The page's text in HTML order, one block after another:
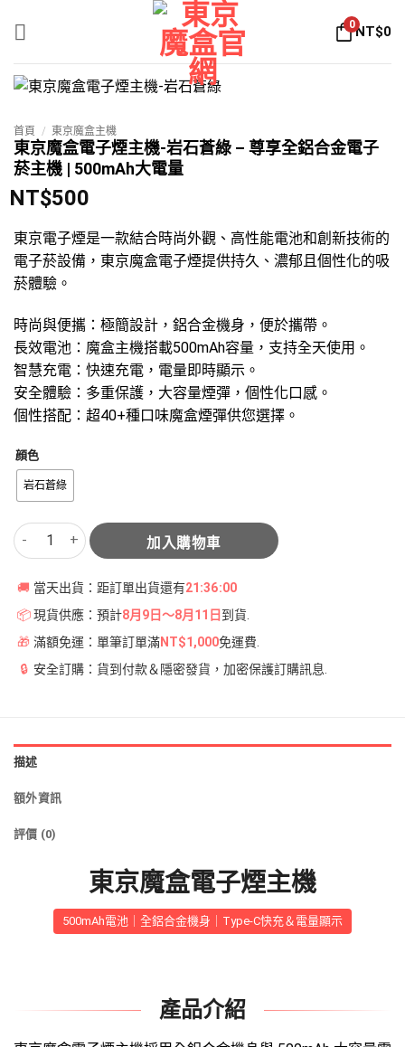
0NT$0
首頁 / 東京魔盒主機
東京魔盒電子煙主機-岩石蒼綠 – 尊享全鋁合金電子
菸主機 | 500mAh大電量
NT$500
東京電子煙是一款結合時尚外觀、高性能電池和創新技術的
電子菸設備，東京魔盒電子煙提供持久、濃郁且個性化的吸
菸體驗。
時尚與便攜：極簡設計，鋁合金機身，便於攜帶。
長效電池：魔盒主機搭載500mAh容量，支持全天使用。
智慧充電：快速充電，電量即時顯示。
安全體驗：多重保護，大容量煙彈，個性化口感。
個性搭配：超40+種口味魔盒煙彈供您選擇。
顔色
岩石蒼綠
東京魔盒電子煙主機-岩石蒼綠 - 尊享全鋁合金電子菸主機 | 500mAh
加入購物車
🚚 當天出貨：距訂單出貨還有21:36:00
📦 現貨供應：預計8月9日～8月11日 到貨.
🎁 滿額免運：單筆訂單滿NT$1,000免運費.
🔒 安全訂購：貨到付款＆隱密發貨，加密保護訂購訊息.
描述
額外資訊
評價 (0)
東京魔盒電子煙主機
500mAh電池｜全鋁合金機身｜Type-C快充＆電量顯示
產品介紹